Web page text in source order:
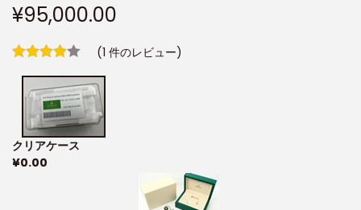
¥95,000.00
(1 件のレビュー)
クリアケース
¥0.00